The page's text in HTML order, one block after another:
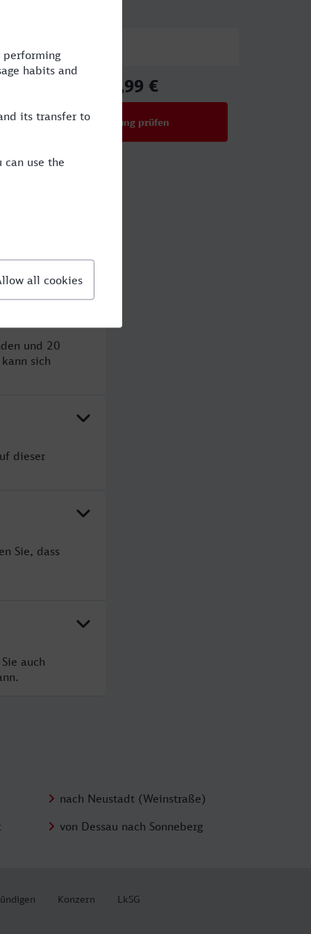
82,99 €
Verbindung prüfen
und 20
sich
dieser
Sie, dass
auch
nach Neustadt (Weinstraße)
von Dessau nach Sonneberg
Konzern LkSG